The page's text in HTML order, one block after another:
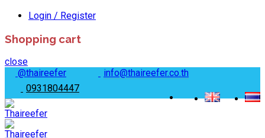
Login / Register
Shopping cart
close
@thaireefer
info@thaireefer.co.th
0931804447